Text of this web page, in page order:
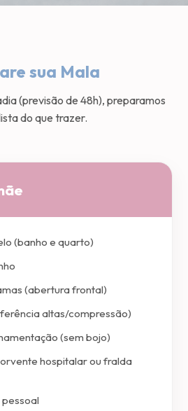
sua Mala
(previsão de 48h), preparamos
do que trazer.
(banho e quarto)
(abertura frontal)
altas/compressão)
(sem bojo)
hospitalar ou fralda